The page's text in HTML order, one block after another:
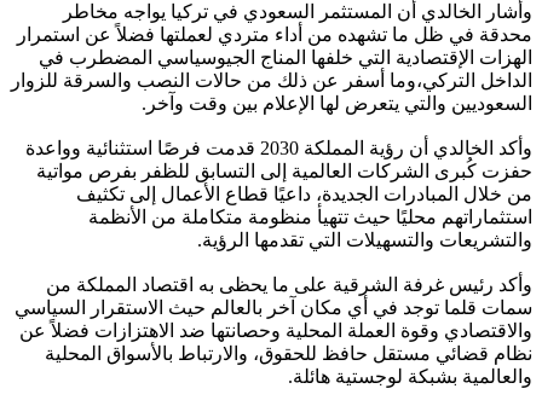
‏وأشار الخالدي أن المستثمر السعودي في تركيا يواجه مخاطر
محدقة في ظل ما تشهده من أداء متردي لعملتها فضلاً عن استمرار
الهزات الإقتصادية التي خلفها المناج الجيوسياسي المضطرب في
الداخل التركي،وما أسفر عن ذلك من حالات النصب والسرقة للزوار
السعوديين والتي يتعرض لها الإعلام بين وقت وآخر.
‏وأكد الخالدي أن رؤية المملكة 2030 قدمت فرصًا استثنائية وواعدة
حفزت كُبرى الشركات العالمية إلى التسابق للظفر بفرص مواتية
من خلال المبادرات الجديدة، داعيًا قطاع الأعمال إلى تكثيف
استثماراتهم محليًا حيث تتهيأ منظومة متكاملة من الأنظمة
والتشريعات والتسهيلات التي تقدمها الرؤية.
‏وأكد رئيس غرفة الشرقية على ما يحظى به اقتصاد المملكة من
سمات قلما توجد في أي مكان آخر بالعالم حيث الاستقرار السياسي
والاقتصادي وقوة العملة المحلية وحصانتها ضد الاهتزازات فضلاً عن
نظام قضائي مستقل حافظ للحقوق، والارتباط بالأسواق المحلية
والعالمية بشبكة لوجستية هائلة.